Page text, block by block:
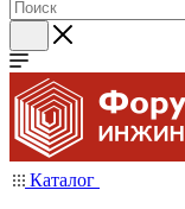
Каталог